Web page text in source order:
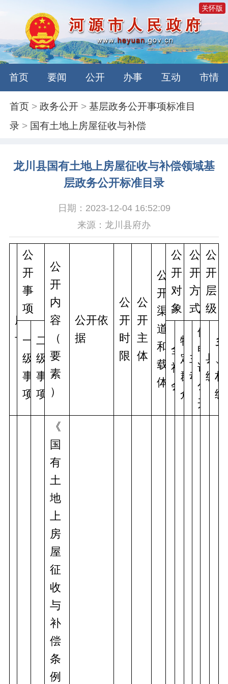
关怀版
首页 要闻 公开 办事 互动 市情
首页 >政务公开 >基层政务公开事项标准目
录 > 国有土地上房屋征收与补偿
龙川县国有土地上房屋征收与补偿领域基
层政务公开标准目录
日期：2023-12-04 16:52:09
来源：龙川县府办
序
号
公
开
事
项
公
开
内
容
（
要
素
）
公开依
据
公
开
时
限
公
开
主
体
公
开
渠
道
和
载
体
公
开
对
象
公
开
方
式
公
开
层
级
一
级
事
项
二
级
事
项
全
社
会
特
定
群
众
主
动
依
申
请
公
开
县
级
乡
、
村
级
《
国
有
土
地
上
房
屋
征
收
与
补
偿
条
例